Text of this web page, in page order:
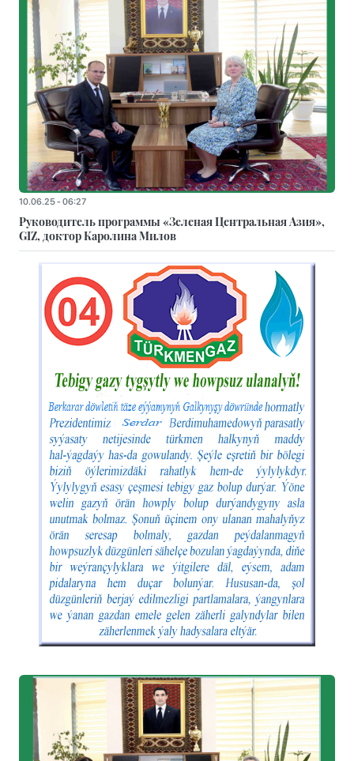
10.06.25 - 06:27
Руководитель программы «Зеленая Центральная Азия»,
GIZ, доктор Каролина Милов